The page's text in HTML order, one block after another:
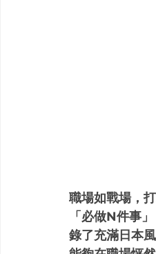
職場如戰場，
「必做N件事
錄了充滿日本